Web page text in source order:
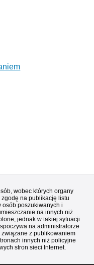
wobec których organy
na publikację listu
poszukiwanych i
na innych niż
jednak w takiej sytuacji
na administratorze
z publikowaniem
innych niż policyjne
stron sieci Internet.